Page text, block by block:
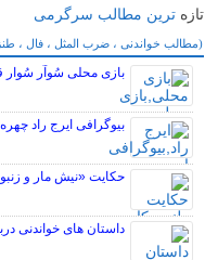
تازه ترین مطالب سرگرمی
(مطالب خواندنی ، ضرب المثل ، فال ،
سایر مطالب سرگرمی
بازی محلی سُوآر سُوار
بیوگرافی ایرج راد
حکایت «نیش مار و
داستان های خواندنی